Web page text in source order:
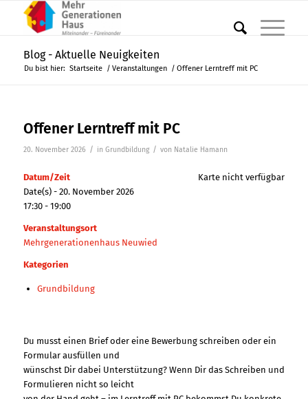
Blog - Aktuelle Neuigkeiten
Du bist hier: Startseite / Veranstaltungen / Offener Lerntreff mit PC
Offener Lerntreff mit PC
20. November 2026 / in Grundbildung / von Natalie Hamann
Karte nicht verfügbar
Datum/Zeit
Date(s) - 20. November 2026
17:30 - 19:00
Veranstaltungsort
Mehrgenerationenhaus Neuwied
Kategorien
Grundbildung
Du musst einen Brief oder eine Bewerbung schreiben oder ein
Formular ausfüllen und
wünschst Dir dabei Unterstützung? Wenn Dir das Schreiben und
Formulieren nicht so leicht